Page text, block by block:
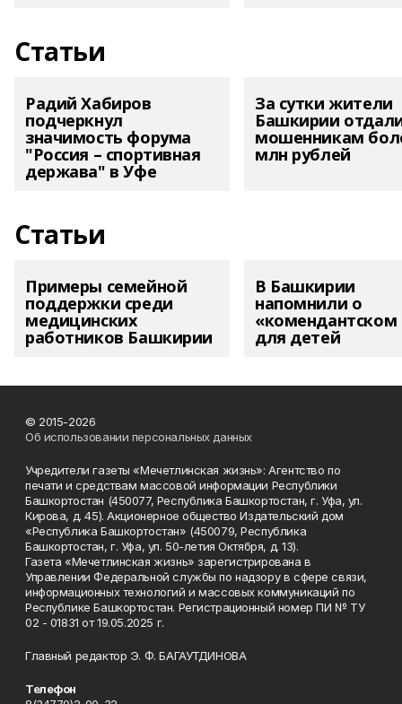
Статьи
Радий Хабиров
подчеркнул
значимость форума
"Россия – спортивная
держава" в Уфе
За сутки жители
Башкирии
мошенникам
млн рублей
Статьи
Примеры семейной
поддержки среди
медицинских
работников Башкирии
В Башкирии
напомнили о
«комендантском
для детей
© 2015-2026
Об использовании персональных данных
Учредители газеты «Мечетлинская жизнь»: Агентство по
печати и средствам массовой информации Республики
Башкортостан (450077, Республика Башкортостан, г. Уфа, ул.
Кирова, д. 45). Акционерное общество Издательский дом
«Республика Башкортостан» (450079, Республика
Башкортостан, г. Уфа, ул. 50-летия Октября, д. 13).
Газета «Мечетлинская жизнь» зарегистрирована в
Управлении Федеральной службы по надзору в сфере связи,
информационных технологий и массовых коммуникаций по
Республике Башкортостан. Регистрационный номер ПИ № ТУ
02 - 01831 от 19.05.2025 г.
Главный редактор Э. Ф. БАГАУТДИНОВА
Телефон